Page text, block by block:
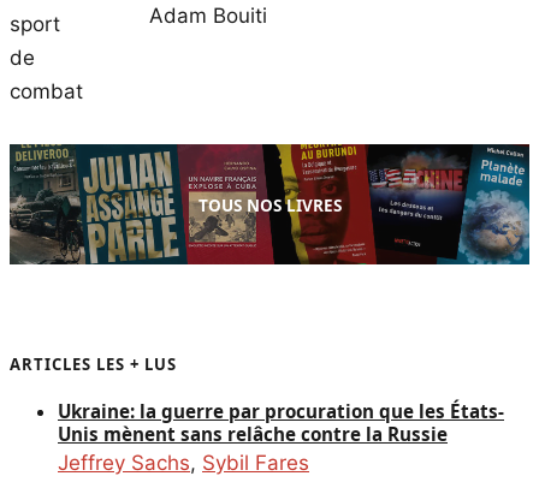
Adam Bouiti
TOUS NOS LIVRES
ARTICLES LES + LUS
Ukraine: la guerre par procuration que les États-
Unis mènent sans relâche contre la Russie
Jeffrey Sachs, Sybil Fares